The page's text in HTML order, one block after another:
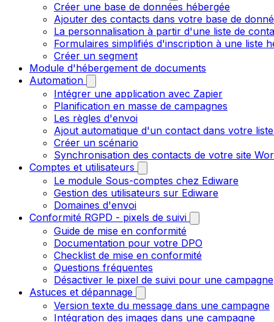
Créer une base de données hébergée
Ajouter des contacts dans votre base de
La personnalisation à partir d'une liste de
Formulaires simplifiés d'inscription à une liste
Créer un segment
Module d'hébergement de documents
Automation
Intégrer une application avec Zapier
Planification en masse de campagnes
Les règles d'envoi
Ajout automatique d'un contact dans votre
Créer un scénario
Synchronisation des contacts de votre site
Comptes et utilisateurs
Le module Sous-comptes chez Ediware
Gestion des utilisateurs sur Ediware
Domaines d'envoi
Conformité RGPD - pixels de suivi
Guide de mise en conformité
Documentation pour votre DPO
Checklist de mise en conformité
Questions fréquentes
Désactiver le pixel de suivi pour une campagne
Astuces et dépannage
Version texte du message dans une campagne
Intégration des images dans une campagne